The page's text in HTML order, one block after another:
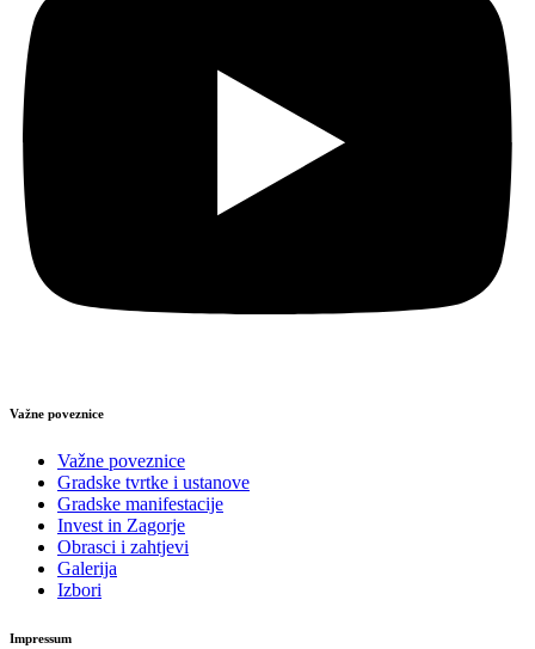
Važne poveznice
Važne poveznice
Gradske tvrtke i ustanove
Gradske manifestacije
Invest in Zagorje
Obrasci i zahtjevi
Galerija
Izbori
Impressum